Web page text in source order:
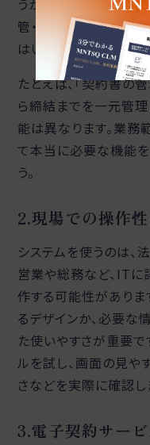
管・検索・更新・共有
はいえ、全ての機能が
たとえば、「契約書の
ら締結までを一元管理
能は異なります。業務
て本当に必要な機能を
う。
2.現場での操作
システムを使うのは、
営業や総務など、IT
作する可能性がありま
るデザインか、必要な
た使いやすさが重要で
ルを試し、画面の見や
さなどを実際に確認し
3.電子契約サー